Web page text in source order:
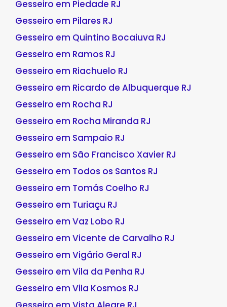
Gesseiro em Piedade RJ
Gesseiro em Pilares RJ
Gesseiro em Quintino Bocaiuva RJ
Gesseiro em Ramos RJ
Gesseiro em Riachuelo RJ
Gesseiro em Ricardo de Albuquerque RJ
Gesseiro em Rocha RJ
Gesseiro em Rocha Miranda RJ
Gesseiro em Sampaio RJ
Gesseiro em São Francisco Xavier RJ
Gesseiro em Todos os Santos RJ
Gesseiro em Tomás Coelho RJ
Gesseiro em Turiaçu RJ
Gesseiro em Vaz Lobo RJ
Gesseiro em Vicente de Carvalho RJ
Gesseiro em Vigário Geral RJ
Gesseiro em Vila da Penha RJ
Gesseiro em Vila Kosmos RJ